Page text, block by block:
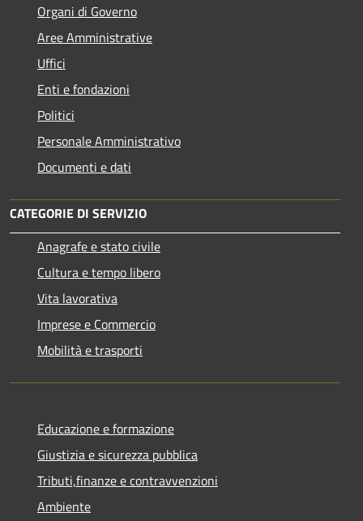
Organi di Governo
Aree Amministrative
Uffici
Enti e fondazioni
Politici
Personale Amministrativo
Documenti e dati
CATEGORIE DI SERVIZIO
Anagrafe e stato civile
Cultura e tempo libero
Vita lavorativa
Imprese e Commercio
Mobilità e trasporti
Educazione e formazione
Giustizia e sicurezza pubblica
Tributi,finanze e contravvenzioni
Ambiente